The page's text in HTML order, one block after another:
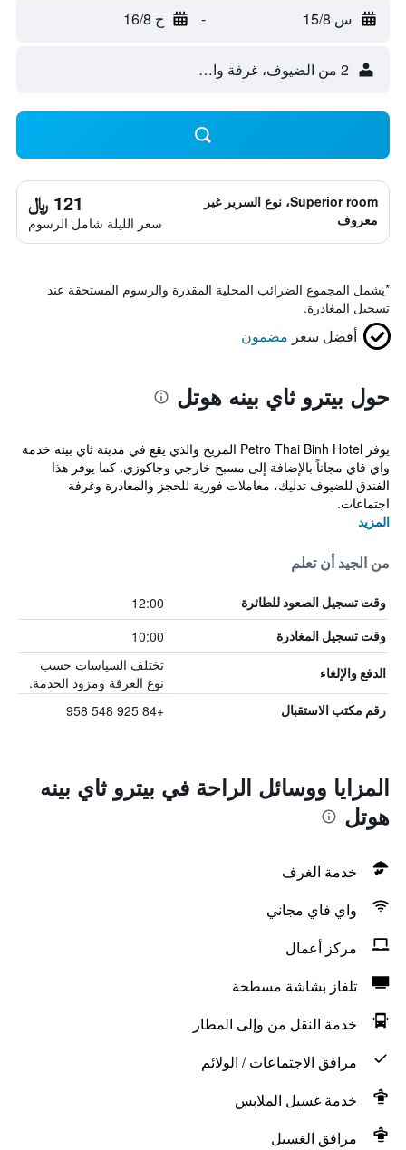
س 15/8 - ح 16/8
2 من الضيوف، غرفة واحدة
Superior room، نوع السرير غير
معروف
121 ﷼
سعر الليلة شامل الرسوم
*يشمل المجموع الضرائب المحلية المقدرة والرسوم المستحقة عند
تسجيل المغادرة.
أفضل سعر مضمون
حول بيترو ثاي بينه هوتل
يوفر Petro Thai Binh Hotel المريح والذي يقع في مدينة ثاي بينه خدمة
واي فاي مجاناً بالإضافة إلى مسبح خارجي وجاكوزي. كما يوفر هذا
الفندق للضيوف تدليك، معاملات فورية للحجز والمغادرة وغرفة
اجتماعات.
المزيد
من الجيد أن تعلم
وقت تسجيل الصعود للطائرة 12:00
وقت تسجيل المغادرة 10:00
الدفع والإلغاء
تختلف السياسات حسب
نوع الغرفة ومزود الخدمة.
رقم مكتب الاستقبال +84 925 548 958
المزايا ووسائل الراحة في بيترو ثاي بينه
هوتل
خدمة الغرف
واي فاي مجاني
مركز أعمال
تلفاز بشاشة مسطحة
خدمة النقل من وإلى المطار
مرافق الاجتماعات / الولائم
خدمة غسيل الملابس
مرافق الغسيل